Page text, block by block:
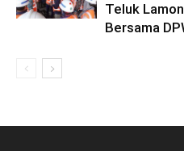
Teluk
Bersama